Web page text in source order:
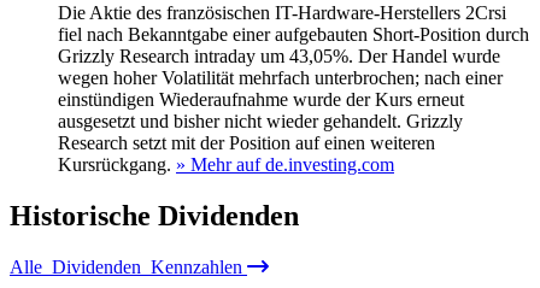
Die Aktie des französischen IT-Hardware-Herstellers 2Crsi
fiel nach Bekanntgabe einer aufgebauten Short-Position durch
Grizzly Research intraday um 43,05%. Der Handel wurde
wegen hoher Volatilität mehrfach unterbrochen; nach einer
einstündigen Wiederaufnahme wurde der Kurs erneut
ausgesetzt und bisher nicht wieder gehandelt. Grizzly
Research setzt mit der Position auf einen weiteren
Kursrückgang. » Mehr auf de.investing.com
Historische Dividenden
Alle Dividenden Kennzahlen